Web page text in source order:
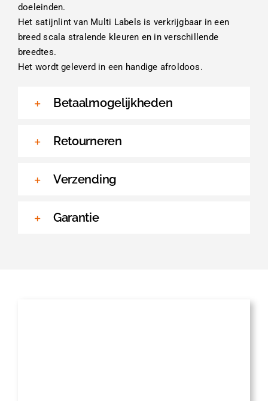
doeleinden.
Het satijnlint van Multi Labels is verkrijgbaar in een
breed scala stralende kleuren en in verschillende
breedtes.
Het wordt geleverd in een handige afroldoos.
Betaalmogelijkheden
Retourneren
Verzending
Garantie